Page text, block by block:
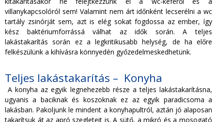
villanykapcsolóról sem! Valamint nem árt időnként lecserélni a wc
tartály zsinórját sem, azt is elég sokat fogdossa az ember, így
kész baktériumforrássá válhat az idők során. A teljes
lakástakarítás során ez a legkritikusabb helység, de ha előre
felkészülünk a kihívásra könnyedén győzedelmeskedhetünk.
Teljes lakástakarítás – Konyha
A konyha az egyik legnehezebb része a teljes lakástakarításna,
ugyanis a baciknak és koszoknak ez az egyik paradicsoma a
lakásban. Pakoljunk le mindent a konyhapultról, aztán jó alaposan
takarítsuk át az apró szegleteit is. A sütő, a mikró és a mosogató